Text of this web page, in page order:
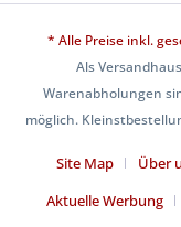
* Alle Preise inkl.
Als
Warenabholungen
möglich.
Site Map Über
Aktuelle Werbung